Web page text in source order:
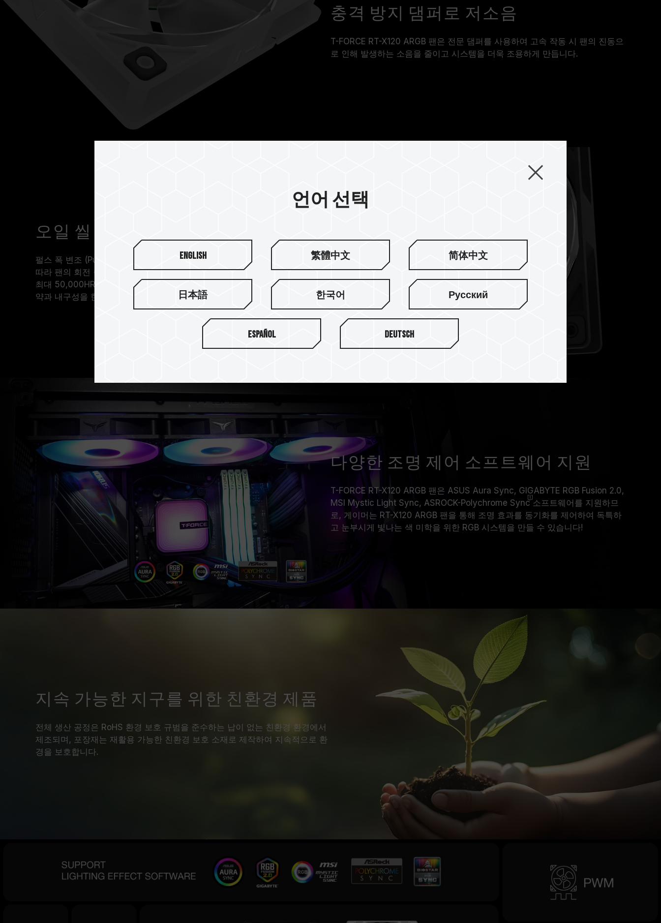
충격 방지 댐퍼로 저소음
T-FORCE RT-X120 ARGB 팬은 전문 댐퍼를 사용하여 고속 작동 시 팬의 진동으
로 인해 발생하는 소음을 줄이고 시스템을 더욱 조용하게 만듭니다.
오일 씰 베어링 모터 PWM 스마트 제어
펄스 폭 변조 (Pulse Width Modulation, PWM) 스마트 제어를 지원하여 온도에
따라 팬의 회전 속도를 정밀하게 조절하여 최적의 방열 효과를 얻을 수 있으며,
최대 50,000HR의 수명을 가진 오일 씰 베어링 고속 모터를 사용하여 에너지 절
약과 내구성을 한 번에 갖출 수 있습니다.
다양한 조명 제어 소프트웨어 지원
T-FORCE RT-X120 ARGB 팬은 ASUS Aura Sync, GIGABYTE RGB Fusion 2.0,
MSI Mystic Light Sync, ASROCK-Polychrome Sync소프트웨어를 지원하므
로, 게이머는 RT-X120 ARGB 팬을 통해 조명 효과를 동기화를 제어하여 독특하
고 눈부시게 빛나는 색 미학을 위한 RGB 시스템을 만들 수 있습니다!
지속 가능한 지구를 위한 친환경 제품
전체 생산 공정은 RoHS 환경 보호 규범을 준수하는 납이 없는 친환경 환경에서
제조되며, 포장재는 재활용 가능한 친환경 보호 소재로 제작하여 지속적으로 환
경을 보호합니다.
언어 선택
English 繁體中文 简体中文
日本語 한국어 Русский
Español Deutsch